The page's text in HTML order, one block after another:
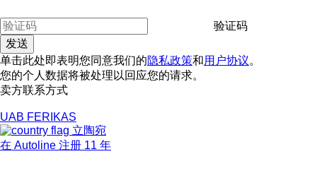
验证码
单击此处即表明您同意我们的隐私政策和用户协议。
您的个人数据将被处理以回应您的请求。
卖方联系方式
UAB FERIKAS
立陶宛
在 Autoline 注册 11 年